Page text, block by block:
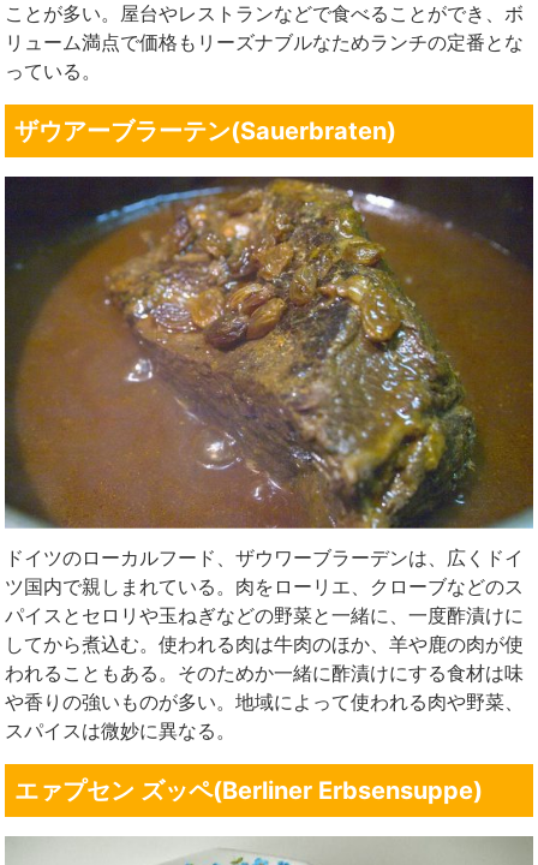
ことが多い。屋台やレストランなどで食べることができ、ボ
リューム満点で価格もリーズナブルなためランチの定番とな
っている。
ザウアーブラーテン(Sauerbraten)
ドイツのローカルフード、ザウワーブラーデンは、広くドイ
ツ国内で親しまれている。肉をローリエ、クローブなどのス
パイスとセロリや玉ねぎなどの野菜と一緒に、一度酢漬けに
してから煮込む。使われる肉は牛肉のほか、羊や鹿の肉が使
われることもある。そのためか一緒に酢漬けにする食材は味
や香りの強いものが多い。地域によって使われる肉や野菜、
スパイスは微妙に異なる。
エァプセン ズッペ(Berliner Erbsensuppe)